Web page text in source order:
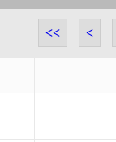
<< <